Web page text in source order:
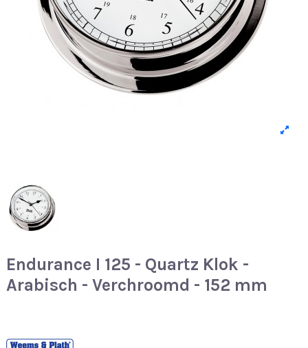
Endurance I 125 - Quartz Klok -
Arabisch - Verchroomd - 152 mm